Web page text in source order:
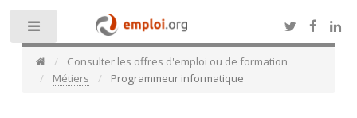
Consulter les offres d'emploi ou de formation
Métiers
Programmeur informatique
Toggle